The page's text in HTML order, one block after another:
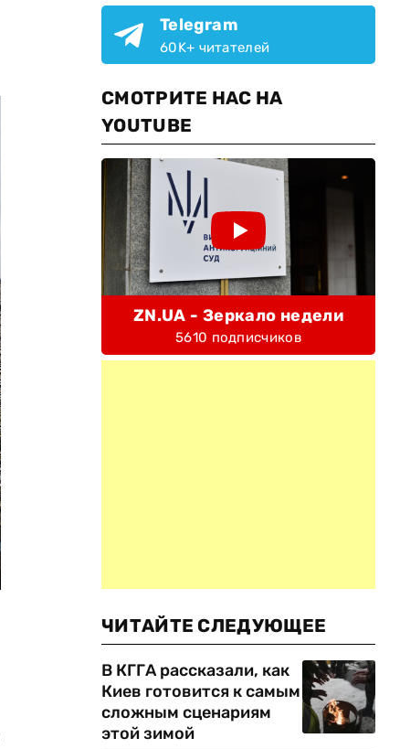
Telegram
60K+ читателей
СМОТРИТЕ НАС НА
YOUTUBE
ZN.UA - Зеркало недели
5610 подписчиков
ЧИТАЙТЕ СЛЕДУЮЩЕЕ
В КГГА рассказали, как
Киев готовится к самым
сложным сценариям
этой зимой